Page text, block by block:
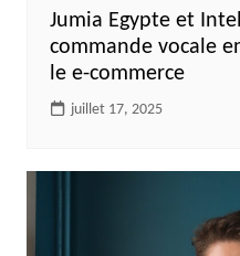
Jumia Egypte et
commande vocale
le e-commerce
juillet 17, 2025